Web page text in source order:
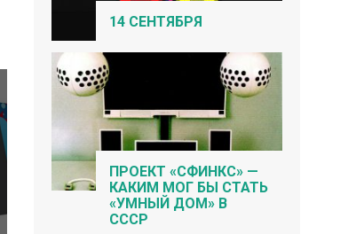
14 СЕНТЯБРЯ
ПРОЕКТ «СФИНКС» —
КАКИМ МОГ БЫ СТАТЬ
«УМНЫЙ ДОМ» В
СССР